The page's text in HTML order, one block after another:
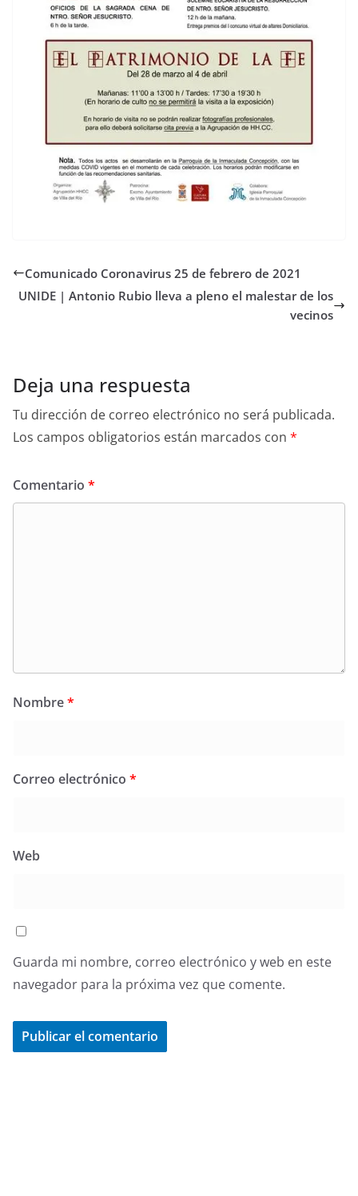
Comunicado Coronavirus 25 de febrero de 2021
UNIDE | Antonio Rubio lleva a pleno el malestar de los
vecinos
Deja una respuesta
Tu dirección de correo electrónico no será publicada.
Los campos obligatorios están marcados con *
Comentario *
Nombre*
Correo electrónico *
Web
Guarda mi nombre, correo electrónico y web en este
navegador para la próxima vez que comente.